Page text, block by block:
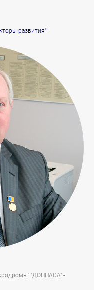
развития"
"ДОННАСА" -